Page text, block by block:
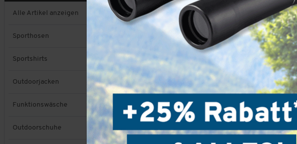
Alle Artikel anzeigen
Sporthosen
Sportshirts
Outdoorjacken
Funktionswäsche
Outdoorschuhe
Sortieren nach Filtern nach
Größe
7
8
9
10